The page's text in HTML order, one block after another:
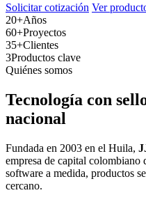
Solicitar cotización Ver
20+Años
60+Proyectos
35+Clientes
3Productos clave
Quiénes somos
Tecnología con
nacional
Fundada en 2003 en el Huila,
empresa de capital colombiano
software a medida, productos
cercano.